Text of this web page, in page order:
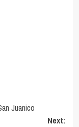
Juanico
Next: